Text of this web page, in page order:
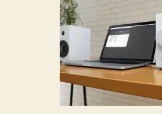
Ｓ
Ｂ
Ｄ
Ａ
Ｃ
蔵